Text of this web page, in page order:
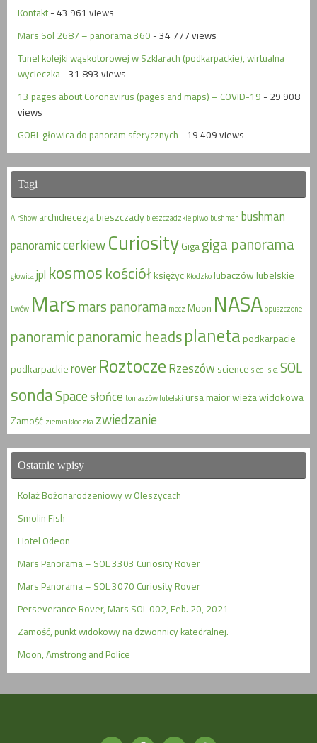
Kontakt - 43 961 views
Mars Sol 2687 – panorama 360 - 34 777 views
Tunel kolejki wąskotorowej w Szklarach (podkarpackie), wirtualna
wycieczka - 31 893 views
13 pages about Coronavirus (pages and maps) – COVID-19 - 29 908
views
GOBI-głowica do panoram sferycznych - 19 409 views
Tagi
AirShow archidiecezjabieszczady bieszczadzkie piwo bushman bushman
panoramiccerkiewCuriosityGigagiga panorama
głowicajpl kosmoskościółksiężyc Kłodzkolubaczówlubelskie
Lwów Marsmars panorama mecz Moon NASAopuszczone
panoramicpanoramic headsplanetapodkarpacie
podkarpackierover Roztocze Rzeszów science siedliskaSOL
sondaSpacesłońce tomaszów lubelski ursa maiorwieża widokowa
Zamość ziemia kłodzka zwiedzanie
Ostatnie wpisy
Kolaż Bożonarodzeniowy w Oleszycach
Smolin Fish
Hotel Odeon
Mars Panorama – SOL 3303 Curiosity Rover
Mars Panorama – SOL 3070 Curiosity Rover
Perseverance Rover, Mars SOL 002, Feb. 20, 2021
Zamość, punkt widokowy na dzwonnicy katedralnej.
Moon, Amstrong and Police